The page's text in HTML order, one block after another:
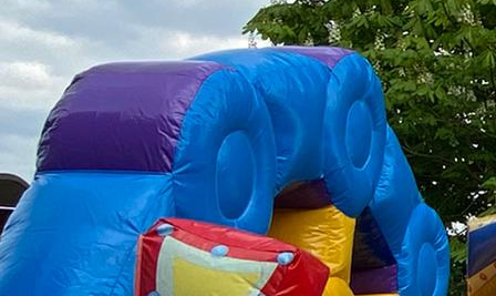
9c237c83-b164-4f86-95d4-d5449294c4e2 (1)